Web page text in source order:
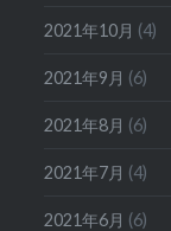
2021年10月 (4)
2021年9月 (6)
2021年8月 (6)
2021年7月 (4)
2021年6月 (6)